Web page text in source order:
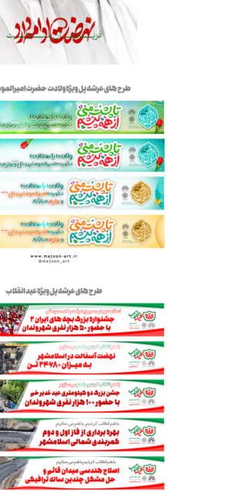
نهضت ادامه دارد
عرشه پل | ولادت حضرت امیرالمومنین (ع)
عرشه پل | عید انقلاب